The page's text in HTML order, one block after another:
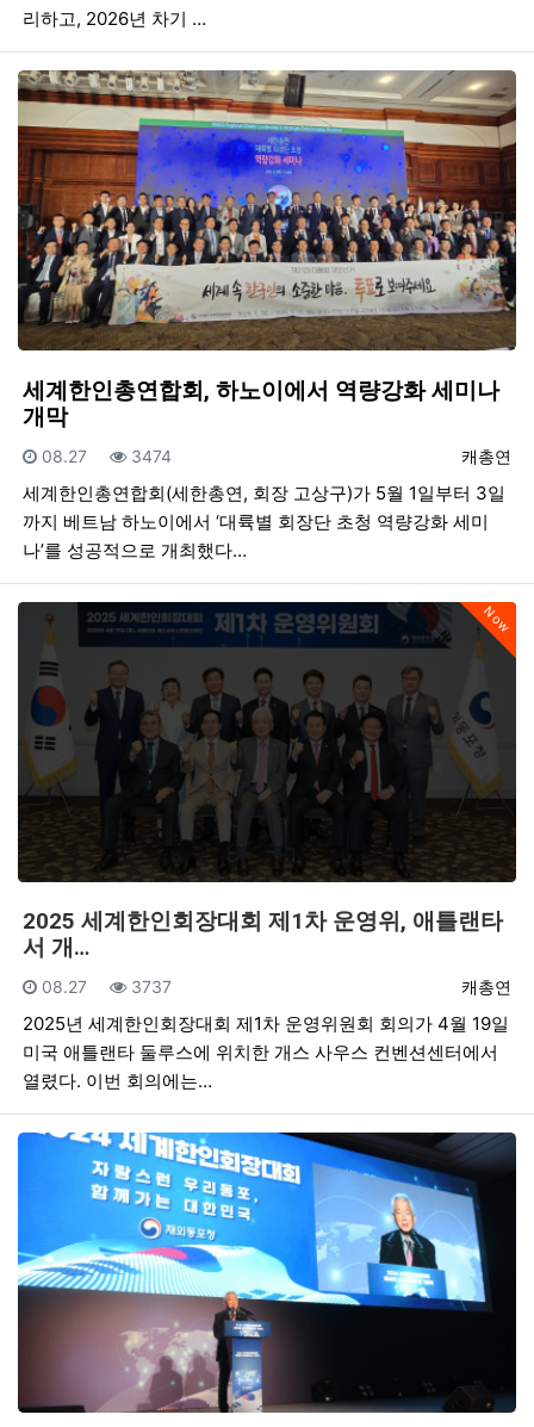
리하고, 2026년 차기 …
세계한인총연합회, 하노이에서 역량강화 세미나
개막
등록자
캐총연
등록일
08.27 조회
3474
세계한인총연합회(세한총연, 회장 고상구)가 5월 1일부터 3일
까지 베트남 하노이에서 ‘대륙별 회장단 초청 역량강화 세미
나’를 성공적으로 개최했다…
Now
2025 세계한인회장대회 제1차 운영위, 애틀랜타
서 개…
등록자
캐총연
등록일
08.27 조회
3737
2025년 세계한인회장대회 제1차 운영위원회 회의가 4월 19일
미국 애틀랜타 둘루스에 위치한 개스 사우스 컨벤션센터에서
열렸다. 이번 회의에는…